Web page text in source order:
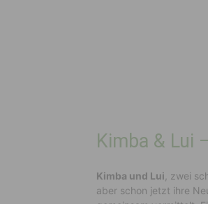
Kimba & Lui
Kimba und Lui , zwei
aber schon jetzt ihre